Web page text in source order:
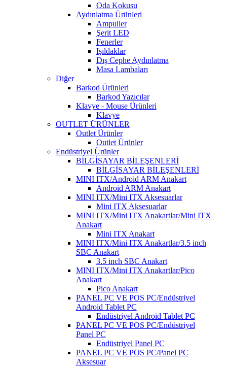
Oda Kokusu
Aydınlatma Ürünleri
Ampuller
Şerit LED
Fenerler
Işıldaklar
Dış Cephe Aydınlatma
Masa Lambaları
Diğer
Barkod Ürünleri
Barkod Yazıcılar
Klavye - Mouse Ürünleri
Klavye
OUTLET ÜRÜNLER
Outlet Ürünler
Outlet Ürünler
Endüstriyel Ürünler
BİLGİSAYAR BİLEŞENLERİ
BİLGİSAYAR BİLEŞENLERİ
MINI ITX/Android ARM Anakart
Android ARM Anakart
MINI ITX/Mini ITX Aksesuarlar
Mini ITX Aksesuarlar
MINI ITX/Mini ITX Anakartlar/Mini ITX
Anakart
Mini ITX Anakart
MINI ITX/Mini ITX Anakartlar/3.5 inch
SBC Anakart
3.5 inch SBC Anakart
MINI ITX/Mini ITX Anakartlar/Pico
Anakart
Pico Anakart
PANEL PC VE POS PC/Endüstriyel
Android Tablet PC
Endüstriyel Android Tablet PC
PANEL PC VE POS PC/Endüstriyel
Panel PC
Endüstriyel Panel PC
PANEL PC VE POS PC/Panel PC
Aksesuar